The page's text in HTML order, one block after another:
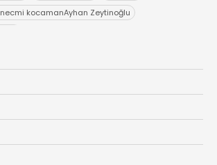
necmi kocamanAyhan Zeytinoğlu